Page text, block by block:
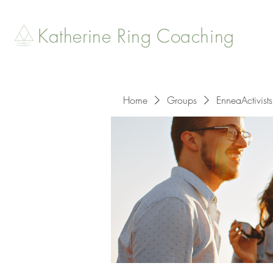
Katherine Ring Coaching
Home Groups EnneaActivists